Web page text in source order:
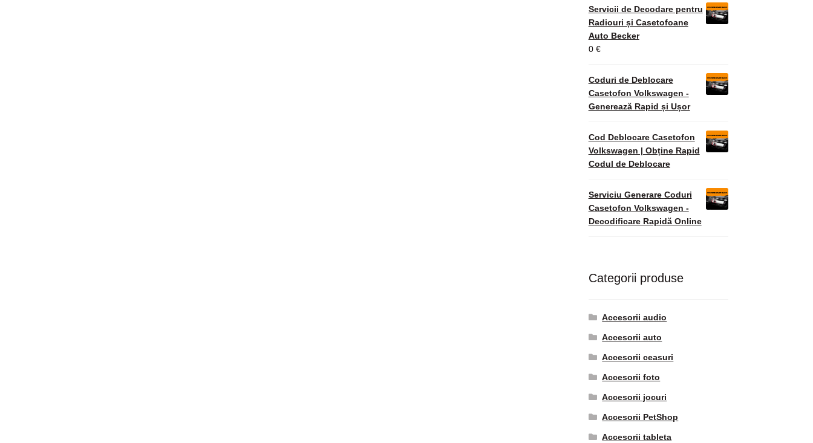
Servicii de Decodare pentru
Radiouri și Casetofoane
Auto Becker
0 €
Coduri de Deblocare
Casetofon Volkswagen -
Generează Rapid și Ușor
Cod Deblocare Casetofon
Volkswagen | Obține Rapid
Codul de Deblocare
Serviciu Generare Coduri
Casetofon Volkswagen -
Decodificare Rapidă Online
Categorii produse
Accesorii audio
Accesorii auto
Accesorii ceasuri
Accesorii foto
Accesorii jocuri
Accesorii PetShop
Accesorii tableta